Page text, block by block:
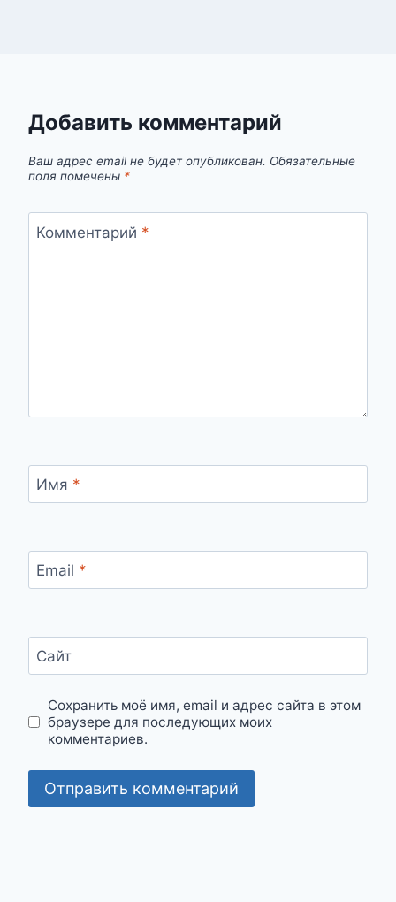
Добавить комментарий
Ваш адрес email не будет опубликован. Обязательные
поля помечены *
Комментарий *
Имя *
Email *
Сайт
Сохранить моё имя, email и адрес сайта в этом
браузере для последующих моих
комментариев.